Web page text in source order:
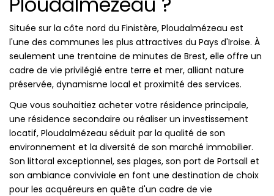
Située sur la côte nord du Finistère, Ploudalmézeau est
l'une des communes les plus attractives du Pays d'Iroise. À
seulement une trentaine de minutes de Brest, elle offre un
cadre de vie privilégié entre terre et mer, alliant nature
préservée, dynamisme local et proximité des services.
Que vous souhaitiez acheter votre résidence principale,
une résidence secondaire ou réaliser un investissement
locatif, Ploudalmézeau séduit par la qualité de son
environnement et la diversité de son marché immobilier.
Son littoral exceptionnel, ses plages, son port de Portsall et
son ambiance conviviale en font une destination de choix
pour les acquéreurs en quête d'un cadre de vie